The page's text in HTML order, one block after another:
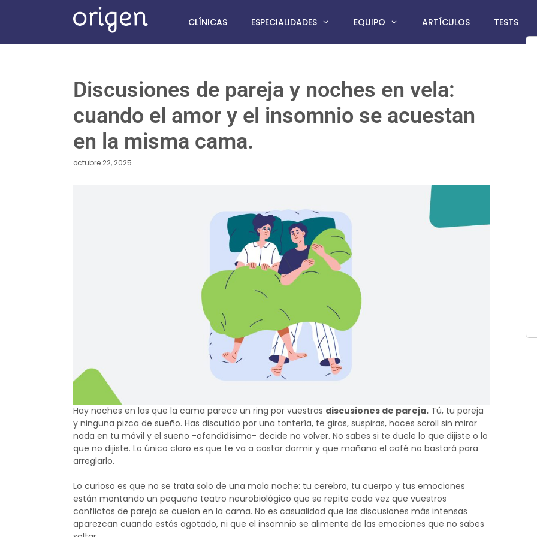
CLÍNICAS ESPECIALIDADES EQUIPO ARTÍCULOS TESTS
Discusiones de pareja y noches en vela:
cuando el amor y el insomnio se acuestan
en la misma cama.
octubre 22, 2025
Hay noches en las que la cama parece un ring por vuestras discusiones de pareja. Tú, tu pareja
y ninguna pizca de sueño. Has discutido por una tontería, te giras, suspiras, haces scroll sin mirar
nada en tu móvil y el sueño -ofendidísimo- decide no volver. No sabes si te duele lo que dijiste o lo
que no dijiste. Lo único claro es que te va a costar dormir y que mañana el café no bastará para
arreglarlo.
Lo curioso es que no se trata solo de una mala noche: tu cerebro, tu cuerpo y tus emociones
están montando un pequeño teatro neurobiológico que se repite cada vez que vuestros
conflictos de pareja se cuelan en la cama. No es casualidad que las discusiones más intensas
aparezcan cuando estás agotado, ni que el insomnio se alimente de las emociones que no sabes